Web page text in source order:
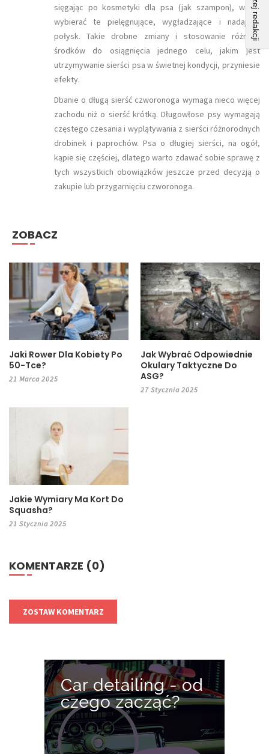
sięgając po kosmetyki dla psa (jak szampon), warto
wybierać te pielęgnujące, wygładzające i nadające
połysk. Takie drobne zmiany i stosowanie różnych
środków do osiągnięcia jednego celu, jakim jest
utrzymywanie sierści psa w świetnej kondycji, przyniesie
efekty.
Dbanie o długą sierść czworonoga wymaga nieco więcej
zachodu niż o sierść krótką. Długowłose psy wymagają
częstego czesania i wyplątywania z sierści różnorodnych
drobinek i paprochów. Psa o długiej sierści, na ogół,
kąpie się częściej, dlatego warto zdawać sobie sprawę z
tych wszystkich obowiązków jeszcze przed decyzją o
zakupie lub przygarnięciu czworonoga.
ZOBACZ
Jaki Rower Dla Kobiety Po
50-Tce?
21 Marca 2025
Jak Wybrać Odpowiednie
Okulary Taktyczne Do
ASG?
27 Stycznia 2025
Jakie Wymiary Ma Kort Do
Squasha?
21 Stycznia 2025
KOMENTARZE (0)
ZOSTAW KOMENTARZ